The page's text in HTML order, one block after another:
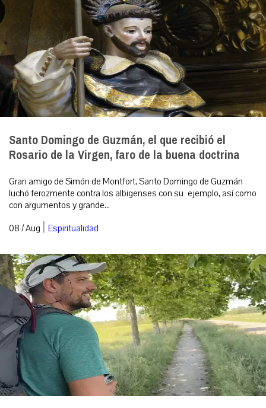
Santo Domingo de Guzmán, el que recibió el
Rosario de la Virgen, faro de la buena doctrina
Gran amigo de Simón de Montfort, Santo Domingo de Guzmán
luchó ferozmente contra los albigenses con su ejemplo, así como
con argumentos y grande...
08 / Aug | Espiritualidad